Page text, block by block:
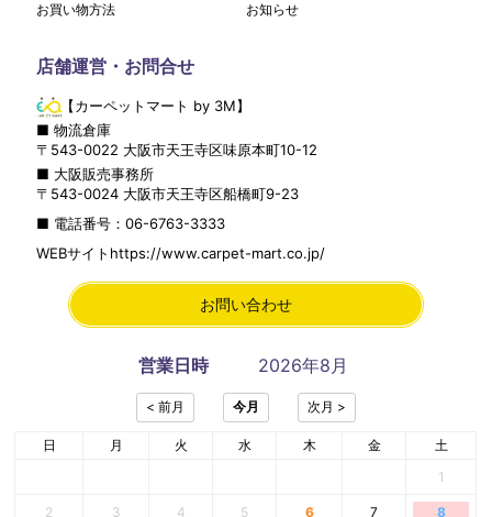
お買い物方法
お知らせ
店舗運営・お問合せ
【カーペットマート by 3M】
■ 物流倉庫
〒 543-0022 大阪市天王寺区味原本町10-12
■ 大阪販売事務所
〒 543-0024 大阪市天王寺区船橋町9-23
■ 電話番号：06-6763-3333
WEBサイト https://www.carpet-mart.co.jp/
お問い合わせ
営業日時 2026年8月
日 月 火 水 木 金
土
1
2 3 4 5 6 7 8